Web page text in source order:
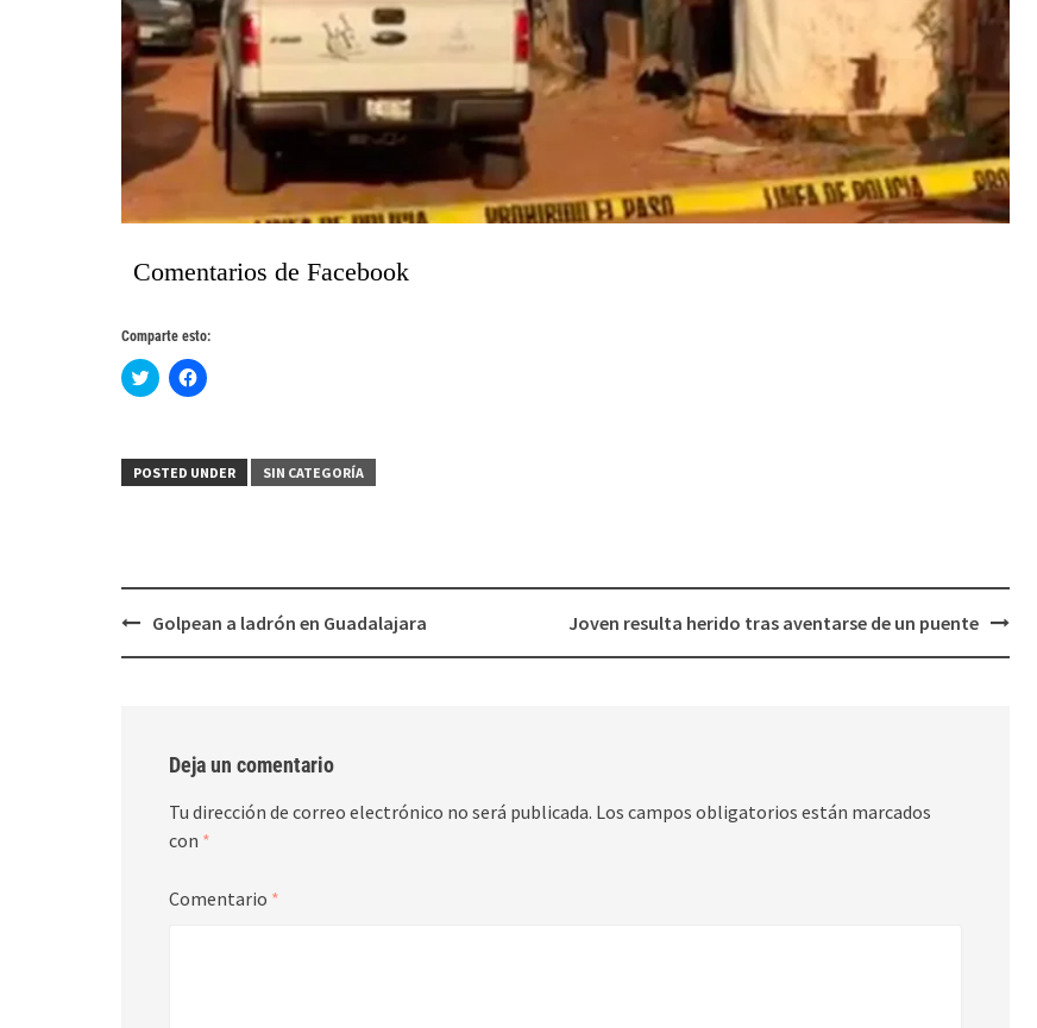
Comentarios de Facebook
Comparte esto:
Haz
clic
(Se
abre
Haz
clic
(Se
abre
POSTED UNDER SIN CATEGORÍA
PostGolpean a ladrón en Guadalajara Joven resulta herido tras aventarse de un puente
Deja un comentario
Tu dirección de correo electrónico no será publicada. Los campos obligatorios están marcados
con *
Comentario *